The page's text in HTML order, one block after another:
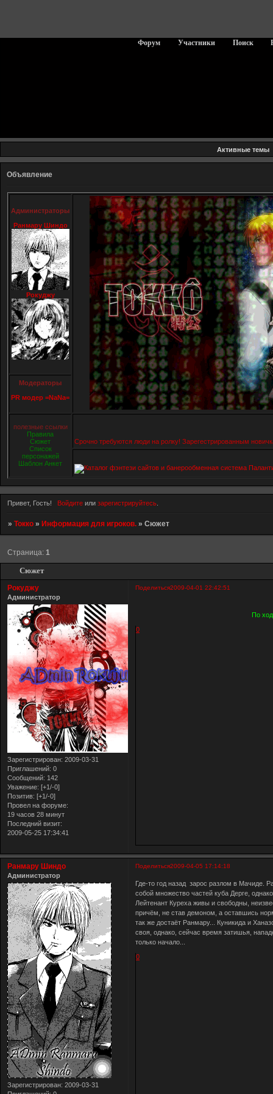
Форум Участники Поиск
Активные темы
Объявление
Администраторы
Ранмару Шиндо
Рокуджу
Модераторы
PR модер =NaNa=
полезные ссылки
Правила
Сюжет
Список
персонажей
Шаблон Анкет
Срочно требуются люди на ролку! Зарегестрированным новичкам
Привет, Гость! Войдитеили зарегистрируйтесь.
»Токко » Информация для игроков. »Сюжет
Сюжет
Страница:1
Поделиться2009-04-01 22:42:51
Рокуджу
Администратор
Зарегистрирован: 2009-03-31
Приглашений: 0
Сообщений: 142
Уважение: [+1/-0]
Позитив: [+1/-0]
Провел на форуме:
19 часов 28 минут
Последний визит:
2009-05-25 17:34:41
По
0
Поделиться2009-04-05 17:14:18
Ранмару Шиндо
Администратор
Зарегистрирован: 2009-03-31
Где-то год назад зарос разлом в Мачиде.
собой множество частей куба Дерге,
Лейтенант Куреха живы и свободны,
причём, не став демоном, а оставшись
так же достаёт Ранмару... Куникида и
своя, однако, сейчас время затишья,
только начало...
0